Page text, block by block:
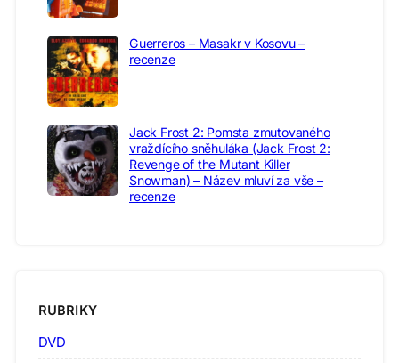
Guerreros – Masakr v Kosovu –
recenze
Jack Frost 2: Pomsta zmutovaného
vraždícího sněhuláka (Jack Frost 2:
Revenge of the Mutant Killer
Snowman) – Název mluví za vše –
recenze
RUBRIKY
DVD